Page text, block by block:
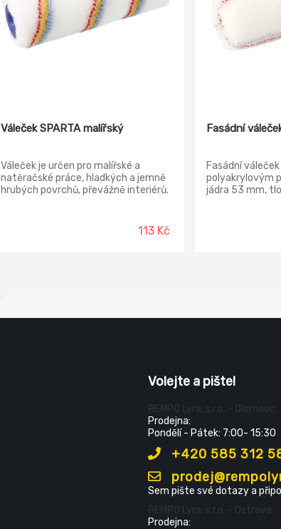
Váleček SPARTA malířský
Váleček je určen pro malířské a
natěračské práce, hladkých a jemně
hrubých povrchů, převážně interiérů.
vhodný Chlorkaučukové - velmi113 Kč
Fasádní
Fasádní váleček
polyakrylovým
jádra 53 mm,
Volejte a pište!
ŘEMPO Lyra, s.r.o. - Olomouc
Prodejna:
Pondělí - Pátek: 7:00- 15:30
+420 585 312
Sem pište své dotazy a
ŘEMPO Lyra, s.r.o. - Ostrava
Prodejna: